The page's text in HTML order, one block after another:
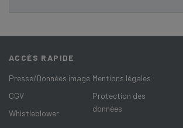
ACCÈS RAPIDE
Presse/Données image
CGV
Whistleblower
Mentions légales
Protection des
données